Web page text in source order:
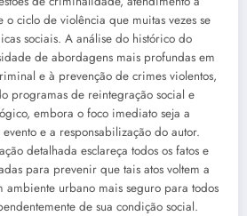
o ciclo de violência que muitas vezes se
sociais. A análise do histórico do
de abordagens mais profundas em
e à prevenção de crimes violentos,
programas de reintegração social e
embora o foco imediato seja a
e a responsabilização do autor.
detalhada esclareça todos os fatos e
para prevenir que tais atos voltem a
ambiente urbano mais seguro para todos
de sua condição social.